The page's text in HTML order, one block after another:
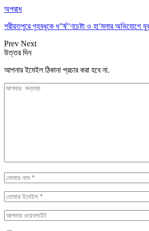
অপরাধ
শরীয়তপুরে গৃহবধূকে ধ”র্ষ”ণচেষ্টা ও হা’মলার অভিযোগে
Prev Next
উত্তর দিন
আপনার ইমেইল ঠিকানা প্রচার করা হবে না.